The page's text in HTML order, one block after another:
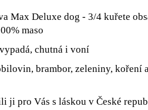
Max Deluxe dog - 3/4 kuřete
maso
chutná i voní
brambor, zeleniny, koření
ji pro Vás s láskou v České